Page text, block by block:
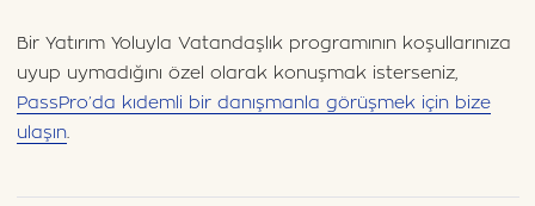
Bir Yatırım Yoluyla Vatandaşlık programının koşullarınıza
uyup uymadığını özel olarak konuşmak isterseniz,
PassPro’da kıdemli bir danışmanla görüşmek için bize
ulaşın.